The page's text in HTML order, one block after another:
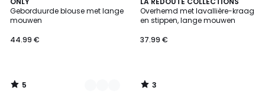
Geborduurde blouse met lange
mouwen
44.99 €
/
5
2
Kleuren
5
/
Overhemd met lavallière-kraag
en stippen, lange mouwen
37.99 €
/
5
3
/